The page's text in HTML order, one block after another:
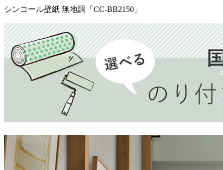
シンコール壁紙 無地調「CC-BB2150」